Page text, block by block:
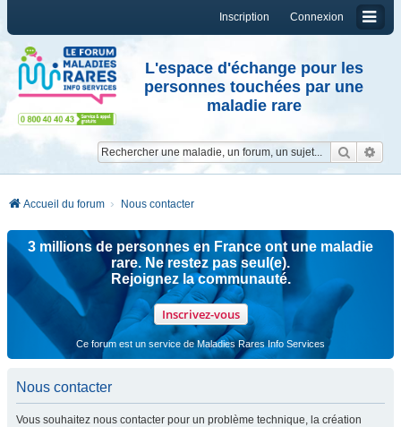
Connexion
Inscription
L'espace d'échange pour les
personnes touchées par une
maladie rare
Accueil du forum Nous contacter
3 millions de personnes en France ont une maladie
rare. Ne restez pas seul(e).
Rejoignez la communauté.
Inscrivez-vous
Ce forum est un service de Maladies Rares Info Services
Nous contacter
Vous souhaitez nous contacter pour un problème technique, la création